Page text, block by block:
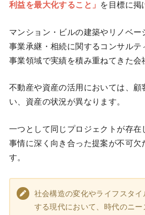
利益を最大化すること」 を目標に掲
マンション・ビルの建築やリノベー
事業承継・相続に関するコンサルテ
事業領域で実績を積み重ねてきた会
不動産や資産の活用においては、顧
い、資産の状況が異なります。
一つとして同じプロジェクトが存在
事情に深く向き合った提案が不可欠
す。
社会構造の変化やライフスタ
する現代において、時代のニー